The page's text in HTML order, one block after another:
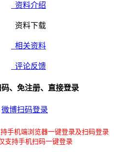
资料介绍
资料下载
相关资料
评论反馈
、免注册、直接登录
微博扫码登录
手机端浏览器一键登录及扫码登录
支持手机扫码一键登录